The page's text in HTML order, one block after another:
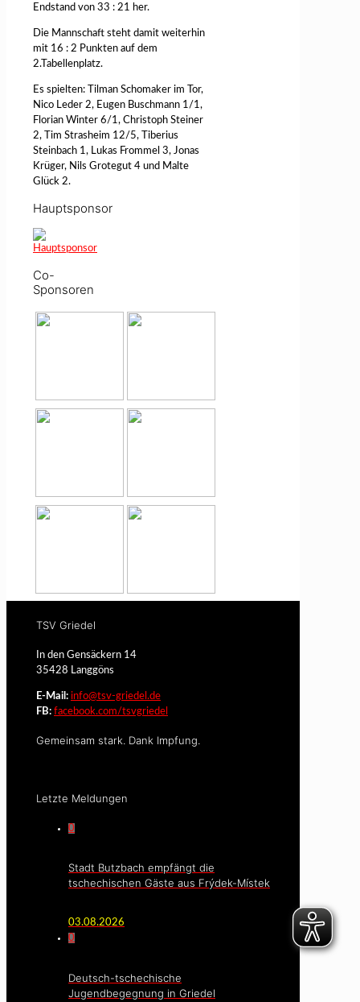
Endstand von 33 : 21 her.
Die Mannschaft steht damit weiterhin
mit 16 : 2 Punkten auf dem
2.Tabellenplatz.
Es spielten: Tilman Schomaker im Tor,
Nico Leder 2, Eugen Buschmann 1/1,
Florian Winter 6/1, Christoph Steiner
2, Tim Strasheim 12/5, Tiberius
Steinbach 1, Lukas Frommel 3, Jonas
Krüger, Nils Grotegut 4 und Malte
Glück 2.
Hauptsponsor
Co-
Sponsoren
TSV Griedel
In den Gensäckern 14
35428 Langgöns
E-Mail: info@tsv-griedel.de
FB: facebook.com/tsvgriedel
Gemeinsam stark. Dank Impfung.
Letzte Meldungen
0
Stadt Butzbach empfängt die
tschechischen Gäste aus Frýdek-Místek
03.08.2026
0
Deutsch-tschechische
Jugendbegegnung in Griedel